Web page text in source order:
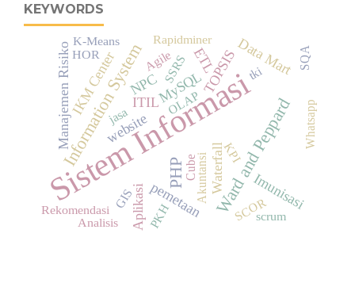
KEYWORDS
Sistem Informasi
Information System
PHP Ward and Peppard
ITIL
Waterfall
Manajemen Risiko MySQLTOPSISData Mart
website
NPC
ETL
IKM Center
pemetaan Imunisasi
Aplikasi
Akuntansi
tki
jasa
Rekomendasi
Whatsapp
HOR SSRS
Cube
SCOR
SQA
PKH
Analisis
Rapidminer
K-Means
scrum
Agile
KPI
GIS
OLAP